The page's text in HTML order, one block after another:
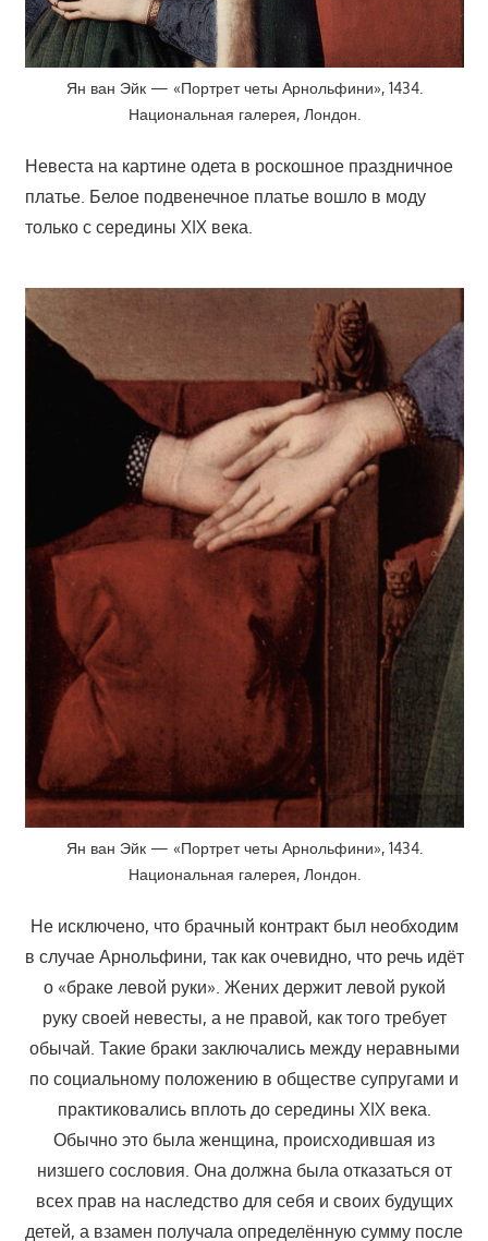
Ян ван Эйк — «Портрет четы Арнольфини», 1434.
Национальная галерея, Лондон.
Невеста на картине одета в роскошное праздничное
платье. Белое подвенечное платье вошло в моду
только с середины XIX века.
Ян ван Эйк — «Портрет четы Арнольфини», 1434.
Национальная галерея, Лондон.
Не исключено, что брачный контракт был необходим
в случае Арнольфини, так как очевидно, что речь идёт
о «браке левой руки». Жених держит левой рукой
руку своей невесты, а не правой, как того требует
обычай. Такие браки заключались между неравными
по социальному положению в обществе супругами и
практиковались вплоть до середины XIX века.
Обычно это была женщина, происходившая из
низшего сословия. Она должна была отказаться от
всех прав на наследство для себя и своих будущих
детей, а взамен получала определённую сумму после